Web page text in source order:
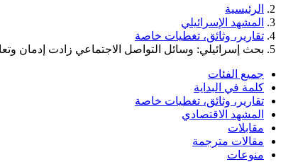
الرئيسية
المشهد الإسرائيلي
تقارير، وثائق، تغطيات خاصة
بحث إسرائيلي: وسائل التواصل الاجتماعي زادت إدمان
جميع الفئات
كلمة في البداية
تقارير، وثائق، تغطيات خاصة
المشهد الاقتصادي
مقابلات
مقالات مترجمة
منوعات